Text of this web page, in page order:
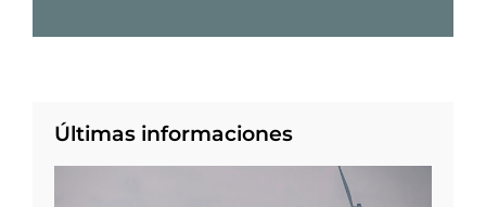
Últimas informaciones